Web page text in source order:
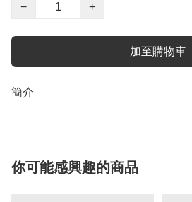
−
+
加至購物車
簡介
你可能感興趣的商品